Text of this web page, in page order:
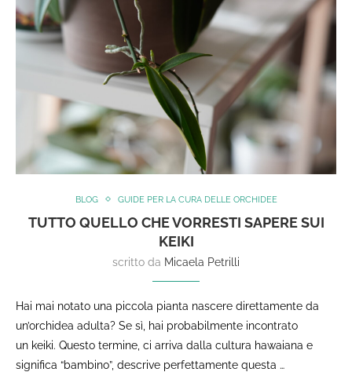
BLOG GUIDE PER LA CURA DELLE ORCHIDEE
TUTTO QUELLO CHE VORRESTI SAPERE SUI
KEIKI
scritto da Micaela Petrilli
Hai mai notato una piccola pianta nascere direttamente da
un’orchidea adulta? Se sì, hai probabilmente incontrato
un keiki. Questo termine, ci arriva dalla cultura hawaiana e
significa “bambino”, descrive perfettamente questa …